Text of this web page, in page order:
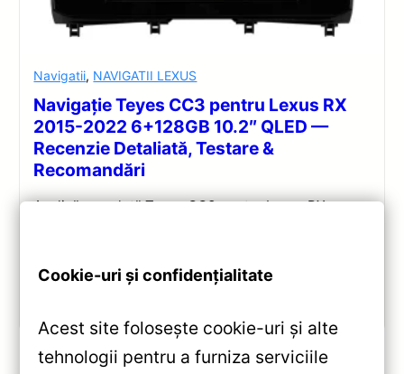
Navigatii, NAVIGATII LEXUS
Navigație Teyes CC3 pentru Lexus RX
2015-2022 6+128GB 10.2″ QLED —
Recenzie Detaliată, Testare &
Recomandări
Analiză completă Teyes CC3 pentru Lexus RX:
Cookie-uri și confidențialitate
Acest site folosește cookie-uri și alte
tehnologii pentru a furniza serviciile